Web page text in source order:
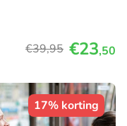
€39,95 €23,50
17% korting